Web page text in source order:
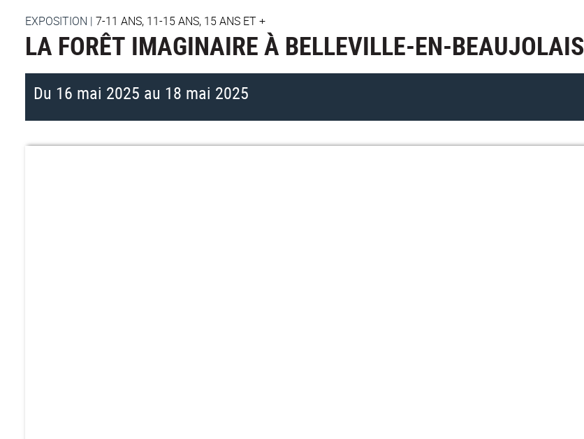
EXPOSITION | 7-11 ANS, 11-15 ANS, 15 ANS ET +
LA FORÊT IMAGINAIRE À BELLEVILLE-EN-BEAUJOLAIS
Du 16 mai 2025 au 18 mai 2025